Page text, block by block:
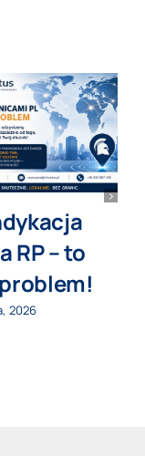
RP – to
2026